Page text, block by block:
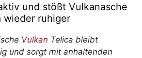
und stößt Vulkanasche
wieder ruhiger
Vulkan Telica bleibt
und sorgt mit anhaltenden